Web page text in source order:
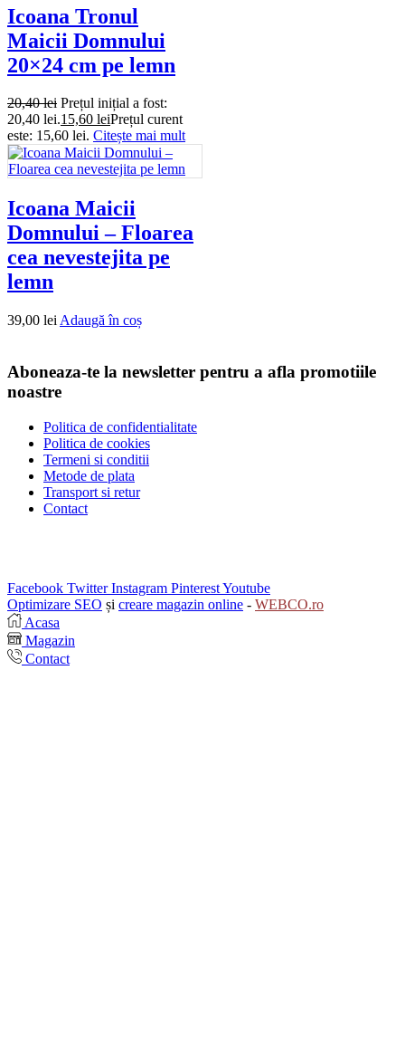
Icoana Tronul
Maicii Domnului
20×24 cm pe lemn
20,40lei Prețul inițial a fost:
20,40 lei.15,60 leiPrețul curent
este: 15,60 lei. Citește mai mult
Icoana Maicii
Domnului – Floarea
cea nevestejita pe
lemn
39,00 lei Adaugă în coș
Aboneaza-te la newsletter pentru a afla promotiile
noastre
Politica de confidentialitate
Politica de cookies
Termeni si conditii
Metode de plata
Transport si retur
Contact
Facebook Twitter Instagram PinterestYoutube
Optimizare SEO și creare magazin online - WEBCO.ro
Acasa
Magazin
Contact